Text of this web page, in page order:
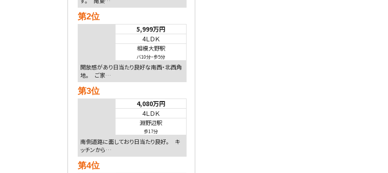
第2位
5,999万円
4ＬＤＫ
相模大野駅
バ10分・歩5分
開放感があり日当たり良好な南西・北西角
地。 ご家…
第3位
4,080万円
4ＬＤＫ
淵野辺駅
歩17分
南側道路に面しており日当たり良好。 キ
ッチンから…
第4位